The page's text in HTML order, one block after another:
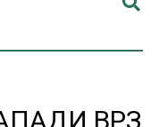
ВРЗ